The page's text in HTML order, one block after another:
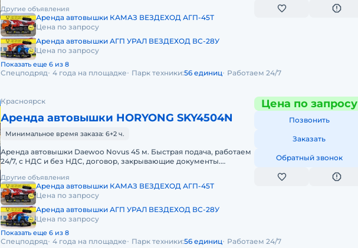
Другие объявления
Аренда автовышки КАМАЗ ВЕЗДЕХОД АГП-45Т
Цена по запросу
Аренда автовышки АГП УРАЛ ВЕЗДЕХОД ВС-28У
Цена по запросу
Показать еще 6 из 8
Спецподряд 4 года на площадке Парк техники:56 единиц Работаем 24/7
Красноярск
Аренда автовышки HORYONG SKY4504N
Минимальное время заказа: 6+2 ч.
Аренда автовышки Daewoo Novus 45 м. Быстрая подача, работаем
24/7, с НДС и без НДС, договор, закрывающие документы.
Другие объявления
Аренда автовышки КАМАЗ ВЕЗДЕХОД АГП-45Т
Цена по запросу
Аренда автовышки АГП УРАЛ ВЕЗДЕХОД ВС-28У
Цена по запросу
Показать еще 6 из 8
Цена по запросу
Позвонить
Заказать
Обратный звонок
Спецподряд 4 года на площадке Парк техники:56 единиц Работаем 24/7